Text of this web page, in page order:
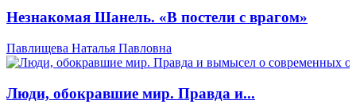
Незнакомая Шанель. «В постели с врагом»
Павлищева Наталья Павловна
Люди, обокравшие мир. Правда и...